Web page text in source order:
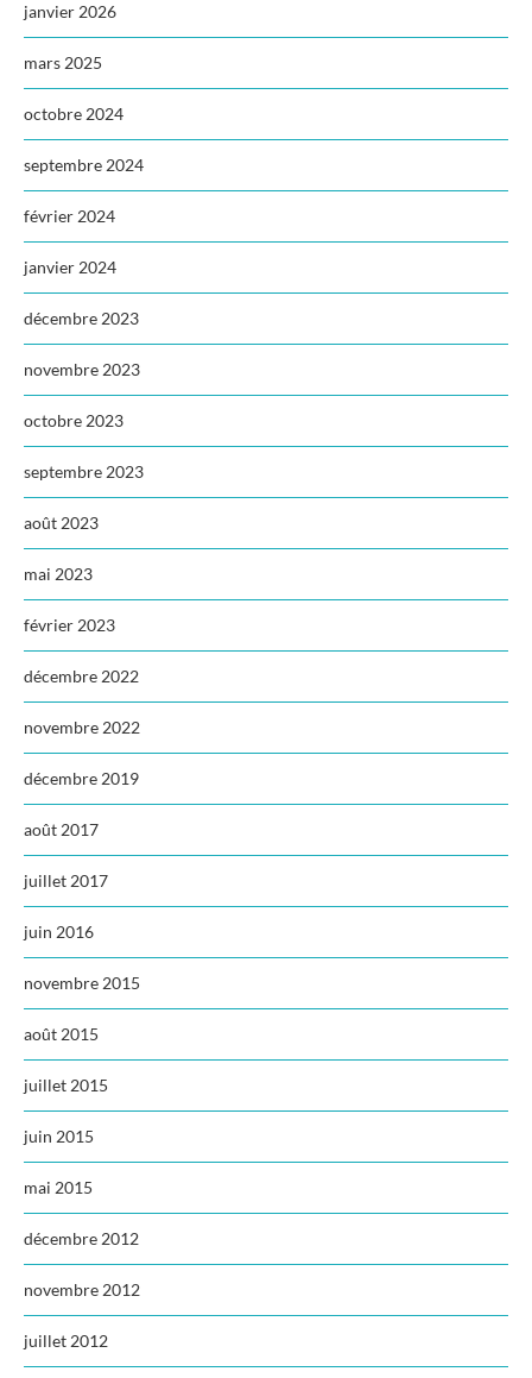
janvier 2026
mars 2025
octobre 2024
septembre 2024
février 2024
janvier 2024
décembre 2023
novembre 2023
octobre 2023
septembre 2023
août 2023
mai 2023
février 2023
décembre 2022
novembre 2022
décembre 2019
août 2017
juillet 2017
juin 2016
novembre 2015
août 2015
juillet 2015
juin 2015
mai 2015
décembre 2012
novembre 2012
juillet 2012